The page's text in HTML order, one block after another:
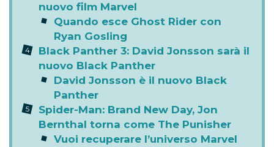
nuovo film Marvel
Quando esce Ghost Rider con
Ryan Gosling
Black Panther 3: David Jonsson sarà il
nuovo Black Panther
David Jonsson è il nuovo Black
Panther
Spider-Man: Brand New Day, Jon
Bernthal torna come The Punisher
Vuoi recuperare l’universo Marvel